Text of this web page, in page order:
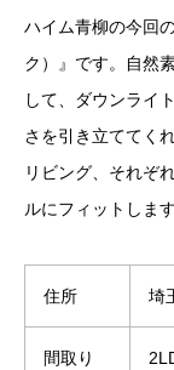
ハイム青柳の今回
ク ）』です。自然
して、ダウンライ
さを引き立ててく
リビング、それぞ
ルにフィットします
住所 埼
間取り